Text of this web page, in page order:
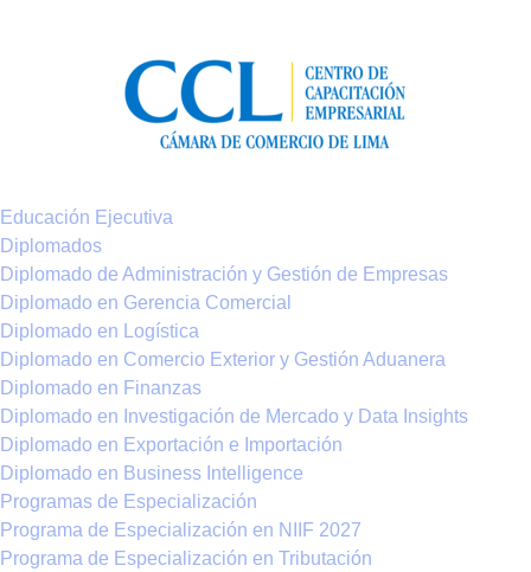
Educación Ejecutiva
Diplomados
Diplomado de Administración y Gestión de Empresas
Diplomado en Gerencia Comercial
Diplomado en Logística
Diplomado en Comercio Exterior y Gestión Aduanera
Diplomado en Finanzas
Diplomado en Investigación de Mercado y Data Insights
Diplomado en Exportación e Importación
Diplomado en Business Intelligence
Programas de Especialización
Programa de Especialización en NIIF 2027
Programa de Especialización en Tributación